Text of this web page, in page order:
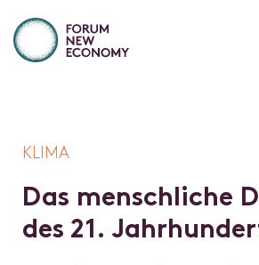
KLIMA
Das menschliche D
des 21. Jahrhunder